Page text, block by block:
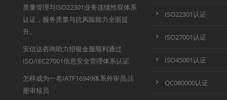
质量管理与ISO22301业务连续性双体系
认证，服务质量与抗风险能力全面提
升。
安信达咨询助力招银金服顺利通过
ISO/IEC27001信息安全管理体系认证
怎样成为一名IATF16949体系外审员,注
册审核员
ISO22301认证
ISO27001认证
ISO45001认证
QC080000认证